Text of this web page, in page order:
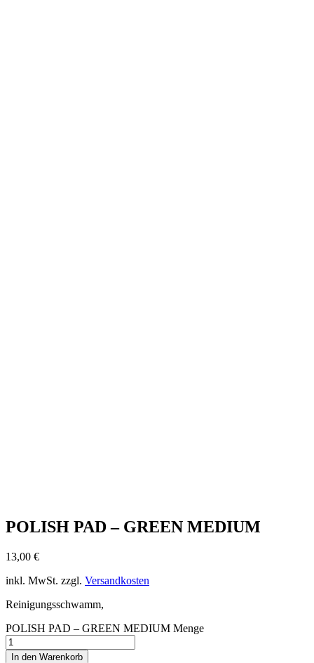
POLISH PAD – GREEN MEDIUM
13,00 €
inkl. MwSt. zzgl. Versandkosten
Reinigungsschwamm,
POLISH PAD – GREEN MEDIUM Menge
In den Warenkorb